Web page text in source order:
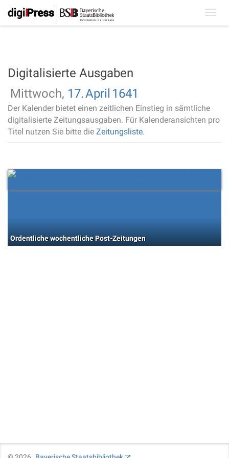
Digitalisierte Ausgaben
Mittwoch, 17.April 1641
Der Kalender bietet einen zeitlichen Einstieg in sämtliche
digitalisierte Zeitungsausgaben. Für Kalenderansichten pro
Titel nutzen Sie bitte die Zeitungsliste.
Ordentliche wochentliche Post-Zeitungen